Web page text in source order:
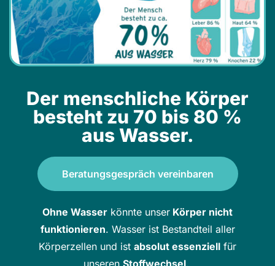
Der menschliche Körper
besteht zu 70 bis 80 %
aus Wasser.
Beratungsgespräch vereinbaren
Ohne Wasser könnte unser Körper nicht
funktionieren. Wasser ist Bestandteil aller
Körperzellen und ist absolut essenziell für